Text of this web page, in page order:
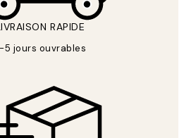
RAPIDE
5 jours ouvrables